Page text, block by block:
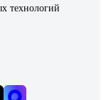
технологий